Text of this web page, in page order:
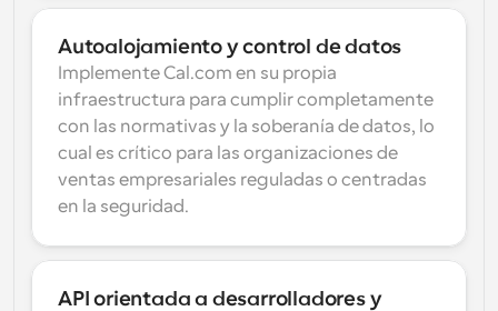
Autoalojamiento y control de datos
Implemente Cal.com en su propia
infraestructura para cumplir completamente
con las normativas y la soberanía de datos, lo
cual es crítico para las organizaciones de
ventas empresariales reguladas o centradas
en la seguridad.
API orientada a desarrolladores y